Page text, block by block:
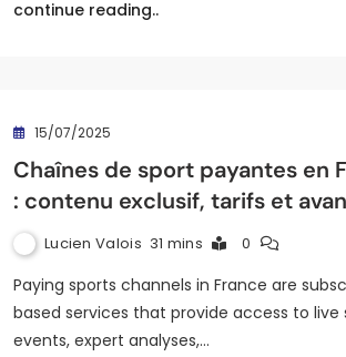
continue reading..
15/07/2025
Chaînes de sport payantes en
: contenu exclusif, tarifs et
Lucien Valois 31 mins 0
Paying sports channels in France are
based services that provide access to live
events, expert analyses,…